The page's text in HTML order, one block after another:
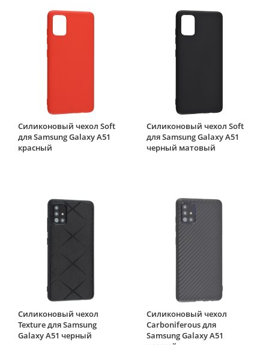
Силиконовый чехол Soft
для Samsung Galaxy A51
красный
Силиконовый чехол Soft
для Samsung Galaxy A51
черный матовый
Силиконовый чехол
Texture для Samsung
Galaxy A51 черный
Силиконовый чехол
Carboniferous для
Samsung Galaxy A51